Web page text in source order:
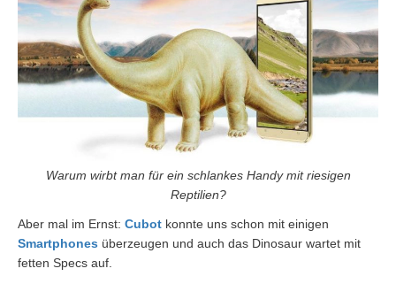
Warum wirbt man für ein schlankes Handy mit riesigen
Reptilien?
Aber mal im Ernst: Cubot konnte uns schon mit einigen
Smartphones überzeugen und auch das Dinosaur wartet mit
fetten Specs auf.